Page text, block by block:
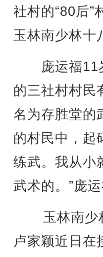
社村的“80后”
玉林南少林十
庞运福11
的三社村村民
名为存胜堂的
的村民中，起
练武。我从小
武术的。”庞运
玉林南少
卢家颖近日在